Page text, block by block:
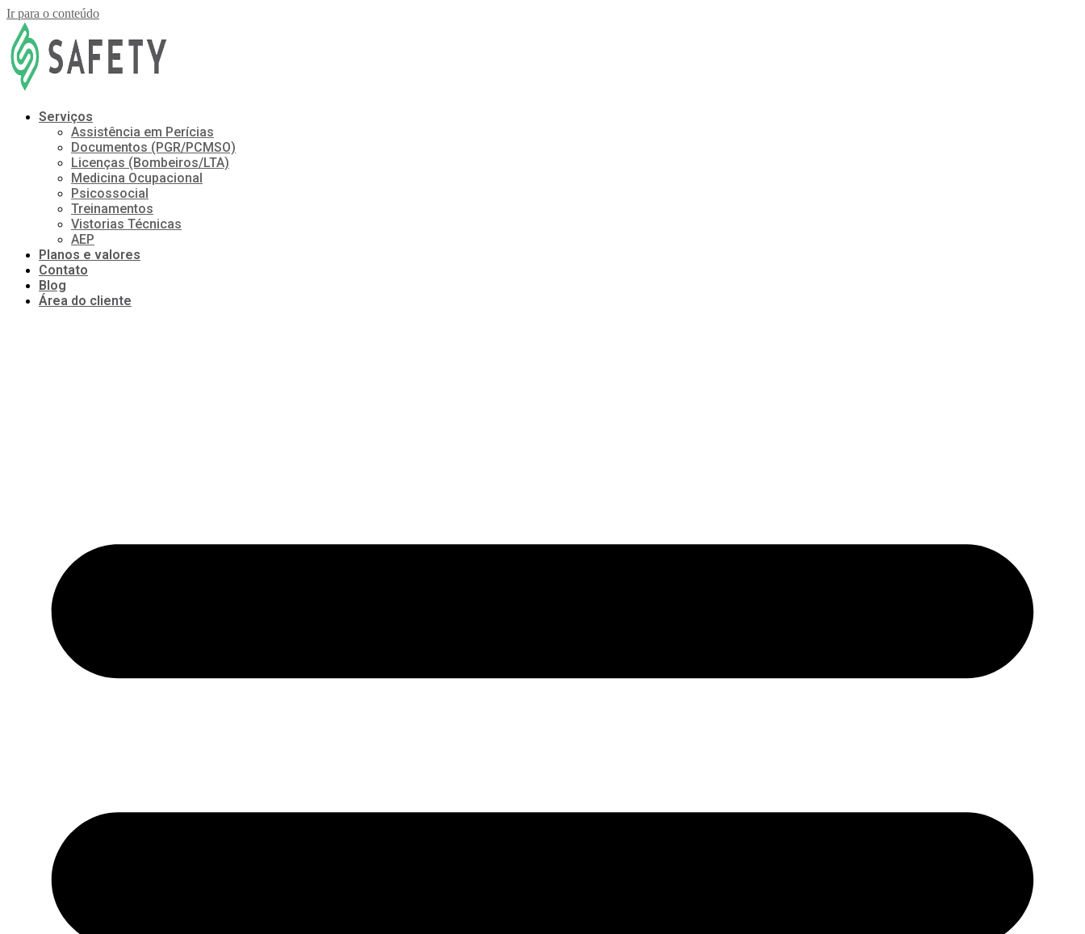
Ir para o conteúdo
Serviços
Assistência em Perícias
Documentos (PGR/PCMSO)
Licenças (Bombeiros/LTA)
Medicina Ocupacional
Psicossocial
Treinamentos
Vistorias Técnicas
AEP
Planos e valores
Contato
Blog
Área do cliente